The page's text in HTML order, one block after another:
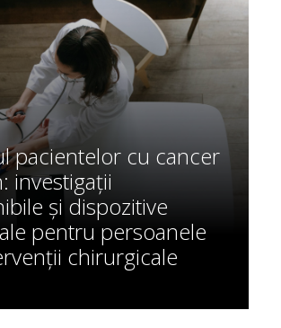
pacientelor cu cancer
investigații
și dispozitive
pentru persoanele
chirurgicale